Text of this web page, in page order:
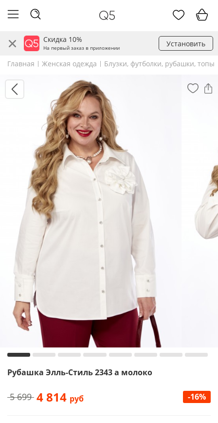
Скидка 10%
На первый заказ в приложении Установить
Главная Женская одежда Блузки, футболки, рубашки, топы
Рубашка Элль-Стиль 2343 а молоко
5 699 4 814 руб -16%